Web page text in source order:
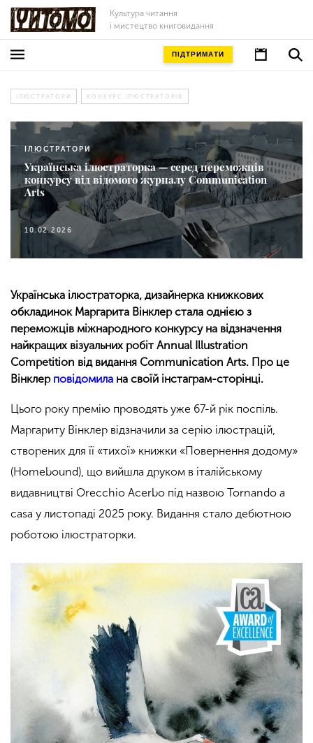
Культура читання
і мистецтво книговидання
ПІДТРИМАТИ
ІЛЮСТРАТОРИ КОНКУРС ІЛЮСТРАТОРІВ
ІЛЮСТРАТОРИ
Українська ілюстраторка — серед переможців
конкурсу від відомого журналу Communication
Arts
10.02.2026
Українська ілюстраторка, дизайнерка книжкових
обкладинок Маргарита Вінклер стала однією з
переможців міжнародного конкурсу на відзначення
найкращих візуальних робіт Annual Illustration
Competition від видання Communication Arts. Про це
Вінклер повідомила на своїй інстаграм-сторінці.
Цього року премію проводять уже 67-й рік поспіль.
Маргариту Вінклер відзначили за серію ілюстрацій,
створених для її «тихої» книжки «Повернення додому»
(Homebound), що вийшла друком в італійському
видавництві Orecchio Acerbo під назвою Tornando a
casa у листопаді 2025 року. Видання стало дебютною
роботою ілюстраторки.